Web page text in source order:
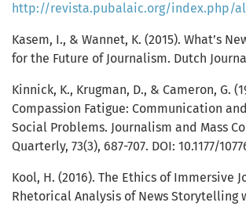
http://revista.pubalaic.org/index.php/
Kasem, I., & Wannet, K. (2015). What’s
for the Future of Journalism. Dutch
Kinnick, K., Krugman, D., & Cameron, G.
Compassion Fatigue: Communication
Social Problems. Journalism and Mass
Quarterly, 73(3), 687-707. DOI: 10.1177/
Kool, H. (2016). The Ethics of Immersive
Rhetorical Analysis of News Storytelling